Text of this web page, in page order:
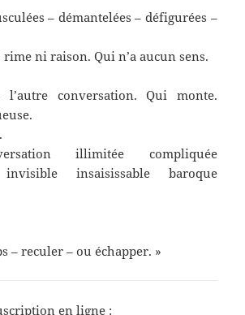
– démantelées – défigurées –
rime ni raison. Qui n’a aucun sens.
conversation. Qui monte.
illimitée compliquée
invisible insaisissable baroque
– reculer – ou échapper. »
en ligne :